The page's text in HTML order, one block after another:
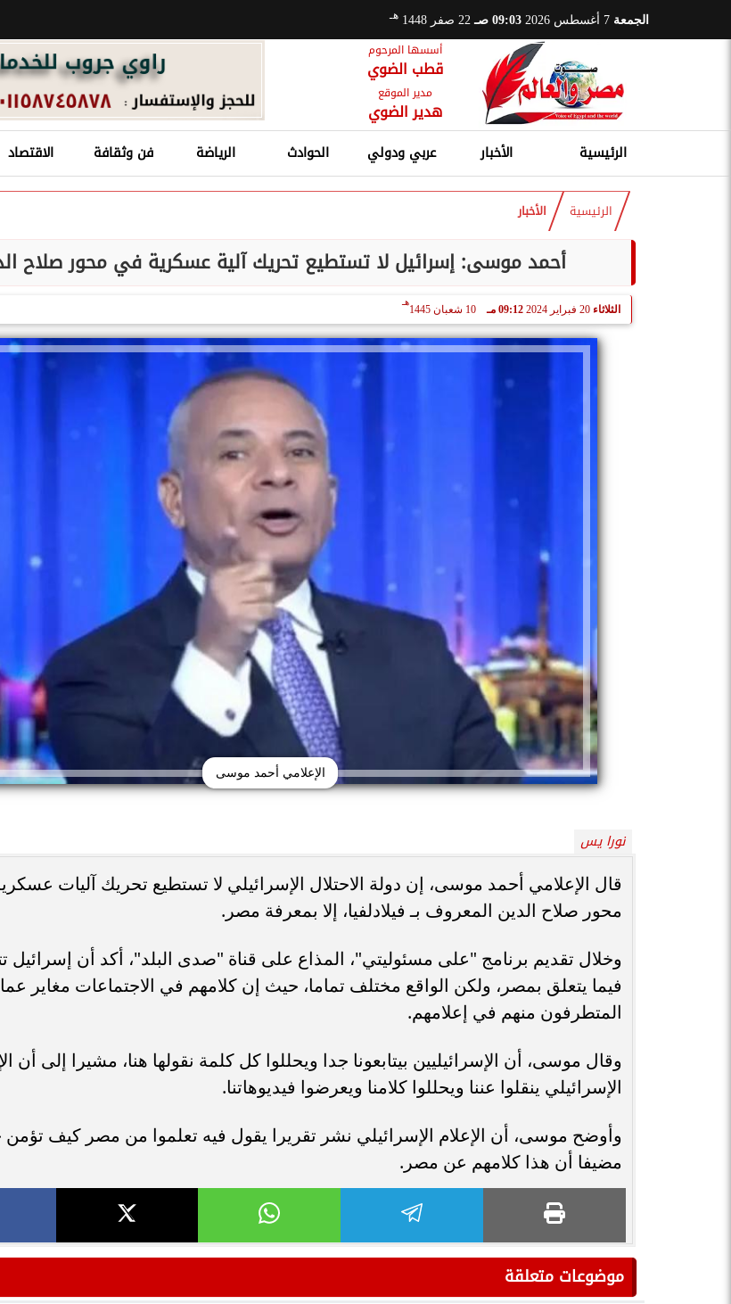
الجمعة 09:03 صـ 22 صفر 1448 هـ
أسسها المرحوم
قطب الضوي
مدير الموقع
هدير الضوي
الرئيسية الأخبار عربي ودولي الحوادث الرياضة فن وثقافة الاقتصاد
الرئيسية الأخبار
أحمد موسى: إسرائيل لا تستطيع تحريك آلية عسكرية في محور صلاح
الثلاثاء 20 فبراير 2024 09:12 مـ 10 شعبان 1445
هـ
الإعلامي أحمد موسى
نورا يس
قال الإعلامي أحمد موسى، إن دولة الاحتلال الإسرائيلي لا تستطيع تحريك آليات
محور صلاح الدين المعروف بـ فيلادلفيا، إلا بمعرفة مصر.
وخلال تقديم برنامج "على مسئوليتي"، المذاع على قناة "صدى البلد"، أكد أن إسرائيل
فيما يتعلق بمصر، ولكن الواقع مختلف تماما، حيث إن كلامهم في الاجتماعات مغاير
المتطرفون منهم في إعلامهم.
وقال موسى، أن الإسرائيليين بيتابعونا جدا ويحللوا كل كلمة نقولها هنا، مشيرا إلى أن
الإسرائيلي ينقلوا عننا ويحللوا كلامنا ويعرضوا فيديوهاتنا.
وأوضح موسى، أن الإعلام الإسرائيلي نشر تقريرا يقول فيه تعلموا من مصر كيف تؤمن
مضيفا أن هذا كلامهم عن مصر.
موضوعات متعلقة